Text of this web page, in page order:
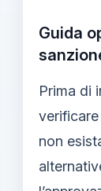
Guida
Prima di
verificare
non